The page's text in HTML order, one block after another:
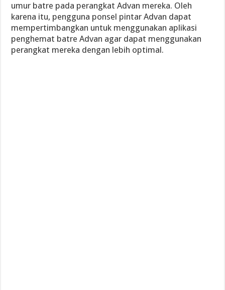
umur batre pada perangkat Advan mereka. Oleh
karena itu, pengguna ponsel pintar Advan dapat
mempertimbangkan untuk menggunakan aplikasi
penghemat batre Advan agar dapat menggunakan
perangkat mereka dengan lebih optimal.